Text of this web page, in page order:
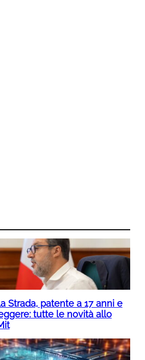
Strada, patente a 17 anni e
tutte le novità allo